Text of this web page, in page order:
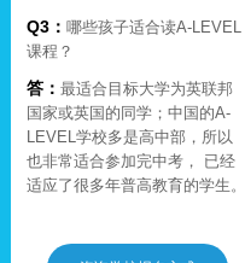
Q3：哪些孩子适合读A-LEVEL
课程？
答：最适合目标大学为英联邦
国家或英国的同学；中国的A-
LEVEL学校多是高中部，所以
也非常适合参加完中考， 已经
适应了很多年普高教育的学生。